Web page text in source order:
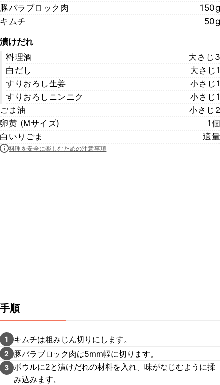
豚バラブロック肉
150g
キムチ
50g
漬けだれ
料理酒
大さじ3
白だし
大さじ1
すりおろし生姜
小さじ1
すりおろしニンニク
小さじ1
ごま油
小さじ2
卵黄 (Mサイズ)
1個
白いりごま
適量
料理を安全に楽しむための注意事項
手順
1 キムチは粗みじん切りにします。
2 豚バラブロック肉は5mm幅に切ります。
3 ボウルに2と漬けだれの材料を入れ、味がなじむように揉
み込みます。